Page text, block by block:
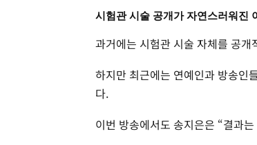
시험관 시술 공개가 자연스러워진
과거에는 시험관 시술 자체를 공
하지만 최근에는 연예인과 방송인
다.
이번 방송에서도 송지은은 “결과